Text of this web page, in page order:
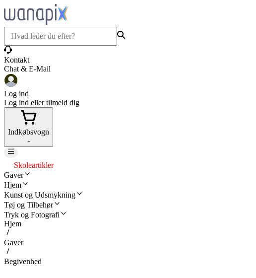
Kontakt
Chat & E-Mail
Log ind
Log ind eller tilmeld dig
Indkøbsvogn
-
Skoleartikler
Gaver
Hjem
Kunst og Udsmykning
Tøj og Tilbehør
Tryk og Fotografi
Hjem
Gaver
Begivenhed